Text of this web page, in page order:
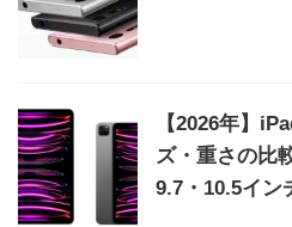
【2026年】
ズ・重さの比
9.7・10.5イン